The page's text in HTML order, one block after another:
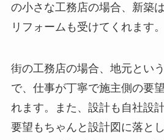
の小さな工務店の場合、新築
リフォームも受けてくれます。
街の工務店の場合、地元とい
で、仕事が丁寧で施主側の要
れます。また、設計も自社設
要望もちゃんと設計図に落と